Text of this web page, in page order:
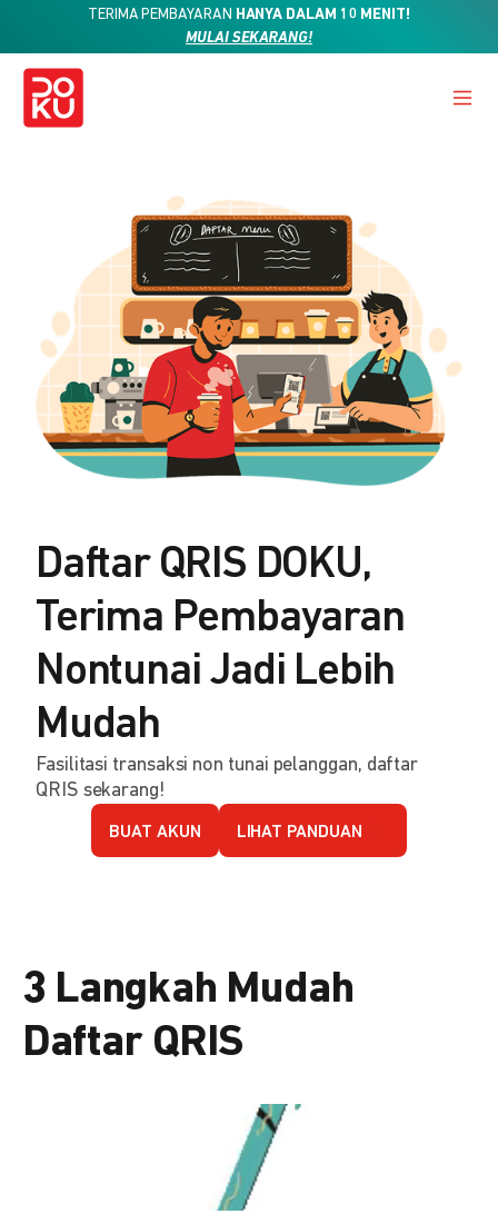
TERIMA PEMBAYARAN HANYA DALAM 10 MENIT!
MULAI SEKARANG!
Daftar QRIS DOKU,
Terima Pembayaran
Nontunai Jadi Lebih
Mudah
Fasilitasi transaksi non tunai pelanggan, daftar
QRIS sekarang!
BUAT AKUN LIHAT PANDUAN
3 Langkah Mudah
Daftar QRIS